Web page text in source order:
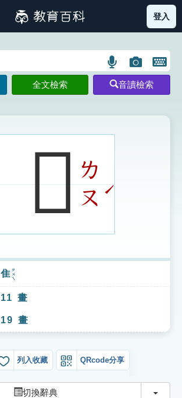
筆畫索引圖示 部首索引表圖示
登入
語
言
搜
示
圖
片
搜
開
鍵
圖
全文檢索 音讀檢索
𩀮ㄌ
ㄡˊ
隹 ㄓㄨㄟ
11 畫
19 畫
列入收藏 QRcode分享
切換辭典 切換